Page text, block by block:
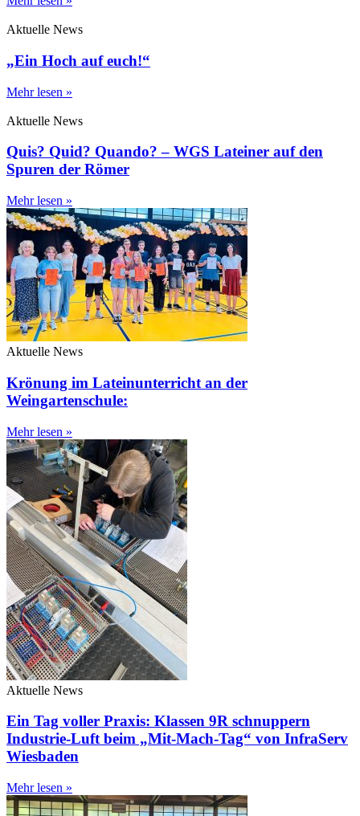
Aktuelle News
„Ein Hoch auf euch!“
Mehr lesen »
Aktuelle News
Quis? Quid? Quando? – WGS Lateiner auf den
Spuren der Römer
Mehr lesen »
Aktuelle News
Krönung im Lateinunterricht an der
Weingartenschule:
Mehr lesen »
Aktuelle News
Ein Tag voller Praxis: Klassen 9R schnuppern
Industrie-Luft beim „Mit-Mach-Tag“ von InfraServ
Wiesbaden
Mehr lesen »